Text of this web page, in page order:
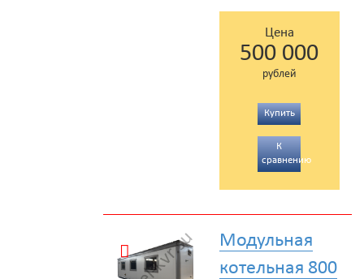
Цена
500 000
рублей
Купить
К
сравнению
Модульная
котельная 800